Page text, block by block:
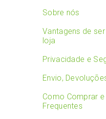
Sobre nós
Vantagens de
loja
Privacidade e
Envio,
Como Comprar e
Frequentes